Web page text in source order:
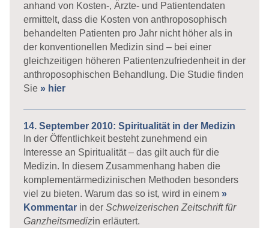
anhand von Kosten-, Ärzte- und Patientendaten
ermittelt, dass die Kosten von anthroposophisch
behandelten Patienten pro Jahr nicht höher als in
der konventionellen Medizin sind – bei einer
gleichzeitigen höheren Patientenzufriedenheit in der
anthroposophischen Behandlung. Die Studie finden
Sie » hier
14. September 2010: Spiritualität in der Medizin
In der Öffentlichkeit besteht zunehmend ein
Interesse an Spiritualität – das gilt auch für die
Medizin. In diesem Zusammenhang haben die
komplementärmedizinischen Methoden besonders
viel zu bieten. Warum das so ist, wird in einem »
Kommentarin der Schweizerischen Zeitschrift für
Ganzheitsmedizin erläutert.